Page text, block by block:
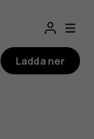
Ladda ner